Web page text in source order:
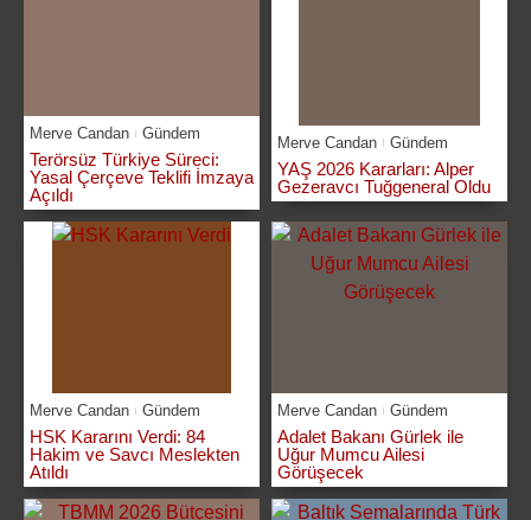
Merve Candan Gündem
Terörsüz Türkiye Süreci:
Yasal Çerçeve Teklifi İmzaya
Açıldı
Merve Candan Gündem
YAŞ 2026 Kararları: Alper
Gezeravcı Tuğgeneral Oldu
Merve Candan Gündem
HSK Kararını Verdi: 84
Hakim ve Savcı Meslekten
Atıldı
Merve Candan Gündem
Adalet Bakanı Gürlek ile
Uğur Mumcu Ailesi
Görüşecek